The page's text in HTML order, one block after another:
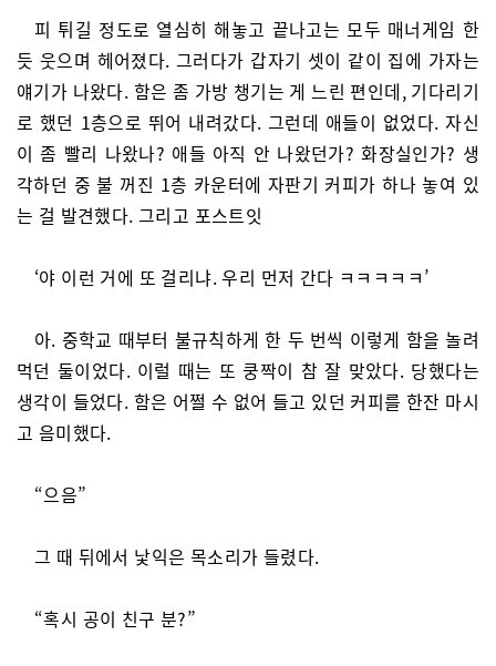
피 튀길 정도로 열심히 해놓고 끝나고는 모두 매너게임 한
듯 웃으며 헤어졌다. 그러다가 갑자기 셋이 같이 집에 가자는
얘기가 나왔다. 함은 좀 가방 챙기는 게 느린 편인데, 기다리기
로 했던 1층으로 뛰어 내려갔다. 그런데 애들이 없었다. 자신
이 좀 빨리 나왔나? 애들 아직 안 나왔던가? 화장실인가? 생
각하던 중 불 꺼진 1층 카운터에 자판기 커피가 하나 놓여 있
는 걸 발견했다. 그리고 포스트잇
‘야 이런 거에 또 걸리냐. 우리 먼저 간다 ㅋㅋㅋㅋㅋ’
아. 중학교 때부터 불규칙하게 한 두 번씩 이렇게 함을 놀려
먹던 둘이었다. 이럴 때는 또 쿵짝이 참 잘 맞았다. 당했다는
생각이 들었다. 함은 어쩔 수 없어 들고 있던 커피를 한잔 마시
고 음미했다.
“으음”
그 때 뒤에서 낯익은 목소리가 들렸다.
“혹시 공이 친구 분?”